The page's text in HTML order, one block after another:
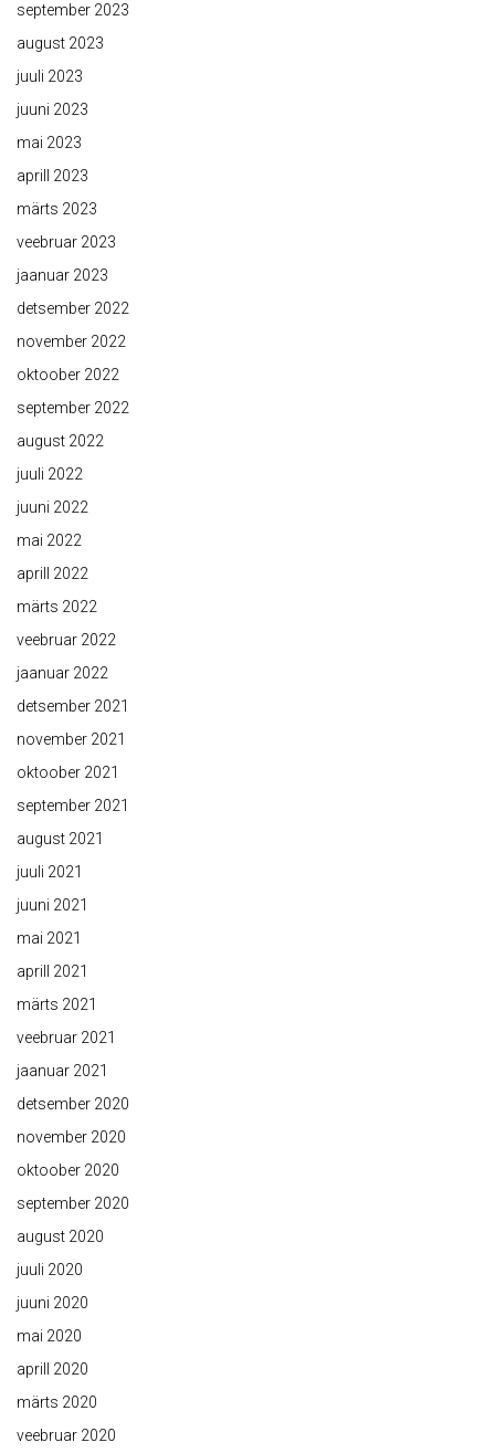
september 2023
august 2023
juuli 2023
juuni 2023
mai 2023
aprill 2023
märts 2023
veebruar 2023
jaanuar 2023
detsember 2022
november 2022
oktoober 2022
september 2022
august 2022
juuli 2022
juuni 2022
mai 2022
aprill 2022
märts 2022
veebruar 2022
jaanuar 2022
detsember 2021
november 2021
oktoober 2021
september 2021
august 2021
juuli 2021
juuni 2021
mai 2021
aprill 2021
märts 2021
veebruar 2021
jaanuar 2021
detsember 2020
november 2020
oktoober 2020
september 2020
august 2020
juuli 2020
juuni 2020
mai 2020
aprill 2020
märts 2020
veebruar 2020